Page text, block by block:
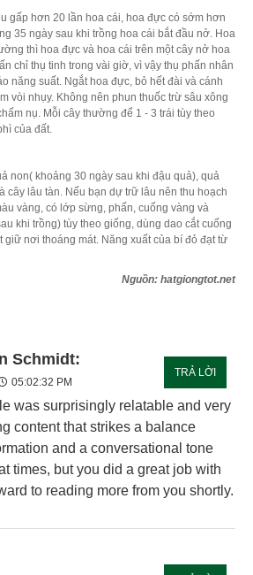
gấp hơn 20 lần hoa cái, hoa đực có sớm hơn
35 ngày sau khi trồng hoa cái bắt đầu nở. Hoa
thì hoa đực và hoa cái trên một cây nở hoa
chỉ thụ tinh trong vài giờ, vì vậy thụ phấn nhân
năng suất. Ngắt hoa đực, bỏ hết đài và cánh
vòi nhụy. Không nên phun thuốc trừ sâu xông
nụ. Mỗi cây thường để 1 - 3 trái tùy theo
của đất.
non( khoảng 30 ngày sau khi đậu quả), quả
cây lâu tàn. Nếu bạn dự trữ lâu nên thu hoạch
vàng, có lớp sừng, phấn, cuống vàng và
khi trồng) tùy theo giống, dùng dao cắt cuống
giữ nơi thoáng mát. Năng xuất của bí đỏ đạt từ
Nguồn: hatgiongtot.net
Schmidt:
05:02:32 PM
TRẢ LỜI
was surprisingly relatable and very
content that strikes a balance
and a conversational tone
times, but you did a great job with
to reading more from you shortly.